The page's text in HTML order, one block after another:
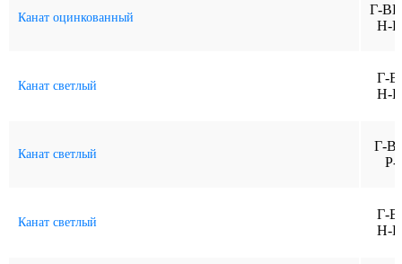
Канат оцинкованный
Г-
Н-
Канат светлый
Г-
Н-
Канат светлый
Г-
Р-
Канат светлый
Г-
Н-